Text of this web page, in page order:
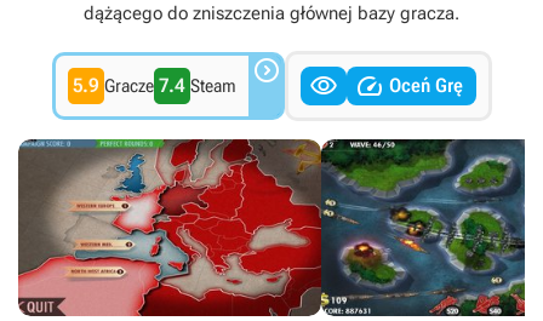
dążącego do zniszczenia głównej bazy gracza.
5.9 Gracze 7.4 Steam    Oceń Grę